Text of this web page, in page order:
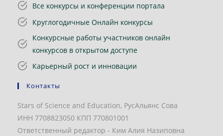
Все конкурсы и конференции портала
Круглогодичные Онлайн конкурсы
Конкурсные работы участников онлайн
конкурсов в открытом доступе
Карьерный рост и инновации
Контакты
Stars of Science and Education, РусАльянс Сова
ИНН 7708823050 КПП 770801001
Ответственный редактор - Ким Алия Назиповна